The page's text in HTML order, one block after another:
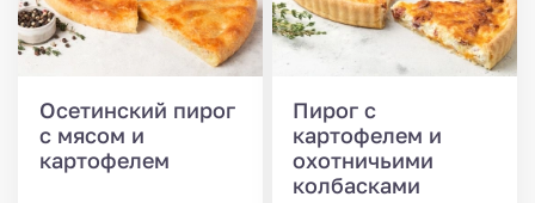
Осетинский пирог
с мясом и
картофелем
Пирог с
картофелем и
охотничьими
колбасками